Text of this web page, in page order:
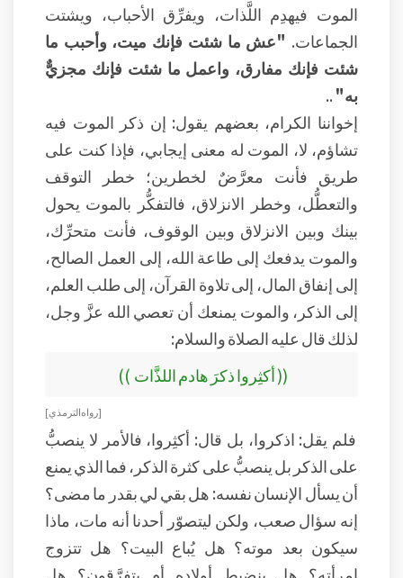
الموت فيهدِم اللَّذات، ويفرِّق الأحباب، ويشتت
الجماعات. "عش ما شئت فإنك ميت، وأحبب ما
شئت فإنك مفارق، واعمل ما شئت فإنك مجزيٌّ
به"..
إخواننا الكرام، بعضهم يقول: إن ذكر الموت فيه
تشاؤم، لا، الموت له معنى إيجابي، فإذا كنت على
طريق فأنت معرَّضٌ لخطرين؛ خطر التوقف
والتعطُّل، وخطر الانزلاق، فالتفكُّر بالموت يحول
بينك وبين الانزلاق وبين الوقوف، فأنت متحرِّك،
والموت يدفعك إلى طاعة الله، إلى العمل الصالح،
إلى إنفاق المال، إلى تلاوة القرآن، إلى طلب العلم،
إلى الذكر، والموت يمنعك أن تعصي الله عزَّ وجل،
لذلك قال عليه الصلاة والسلام:
(( أكثِروا ذكرَ هادم اللذَّات ))
[ رواه الترمذي ]
فلم يقل: اذكروا، بل قال: أكثِروا، فالأمر لا ينصبُّ
على الذكر بل ينصبُّ على كثرة الذكر، فما الذي يمنع
أن يسأل الإنسان نفسه: هل بقي لي بقدر ما مضى؟
إنه سؤال صعب، ولكن ليتصوّر أحدنا أنه مات، ماذا
سيكون بعد موته؟ هل يُباع البيت؟ هل تتزوج